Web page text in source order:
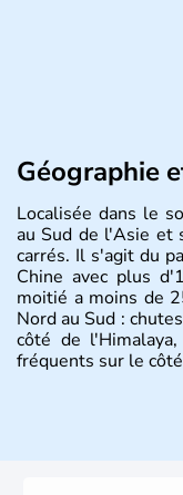
Géographie
Localisée dans le
au Sud de l'Asie et
carrés. Il s'agit du
Chine avec plus
moitié a moins de
Nord au Sud :
côté de
fréquents sur le
Histoire et